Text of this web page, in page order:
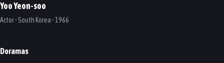
Yoo Yeon-soo
Actor • South Korea • 1966
Doramas
Black Knight